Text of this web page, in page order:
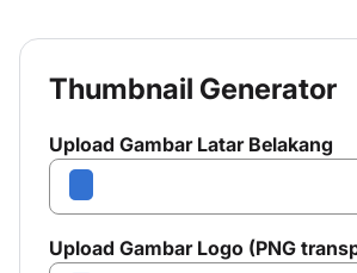
Thumbnail Generator
Upload Gambar Latar Belakang
Upload Gambar Logo (PNG